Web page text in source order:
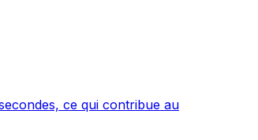
ce qui contribue au